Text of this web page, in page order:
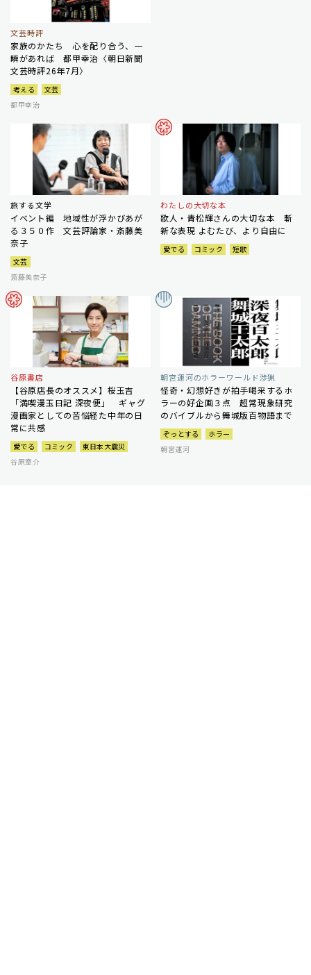
文芸時評
家族のかたち 心を配り合う、一
瞬があれば 都甲幸治〈朝日新聞
文芸時評26年7月〉
考える
文芸
都甲幸治
旅する文学
イベント編 地域性が浮かびあが
る３５０作 文芸評論家・斎藤美
奈子
文芸
斎藤美奈子
わたしの大切な本
歌人・青松輝さんの大切な本 斬
新な表現 よむたび、より自由に
愛でる コミック 短歌
谷原書店
【谷原店長のオススメ】桜玉吉
「満喫漫玉日記 深夜便」 ギャグ
漫画家としての苦悩経た中年の日
常に共感
愛でる コミック
東日本大震災
谷原章介
朝宮運河のホラーワールド渉猟
怪奇・幻想好きが拍手喝采するホ
ラーの好企画３点 超常現象研究
のバイブルから舞城版百物語まで
ぞっとする
ホラー
朝宮運河